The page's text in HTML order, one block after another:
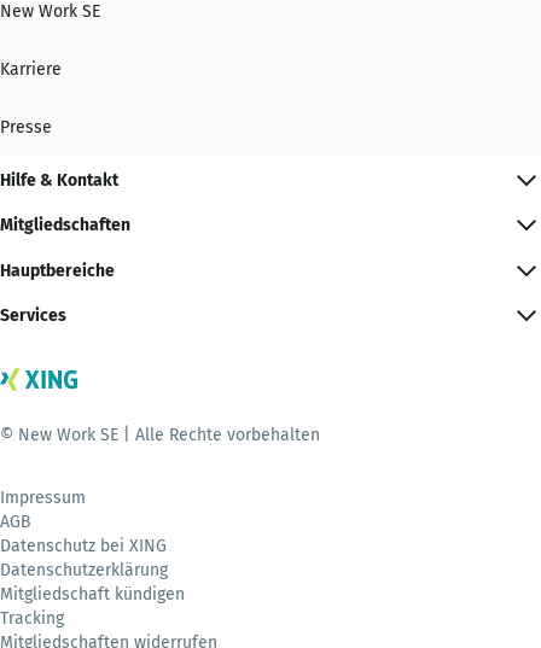
New Work SE
Karriere
Presse
Hilfe & Kontakt
Mitgliedschaften
Hauptbereiche
Services
© New Work SE | Alle Rechte vorbehalten
Impressum
AGB
Datenschutz bei XING
Datenschutzerklärung
Mitgliedschaft kündigen
Tracking
Mitgliedschaften widerrufen